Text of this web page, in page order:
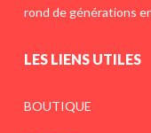
rond de générations
LES LIENS UTILES
BOUTIQUE